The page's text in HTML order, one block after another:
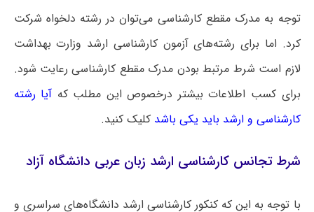
توجه به مدرک مقطع کارشناسی می‌توان در رشته دلخواه شرکت
کرد. اما برای رشته‌های آزمون کارشناسی ارشد وزارت بهداشت
لازم است شرط مرتبط بودن مدرک مقطع کارشناسی رعایت شود.
برای کسب اطلاعات بیشتر درخصوص این مطلب که آیا رشته
کارشناسی و ارشد باید یکی باشد کلیک کنید.
شرط تجانس کارشناسی ارشد زبان عربی دانشگاه آزاد
با توجه به این که کنکور کارشناسی ارشد دانشگاه‌های سراسری و